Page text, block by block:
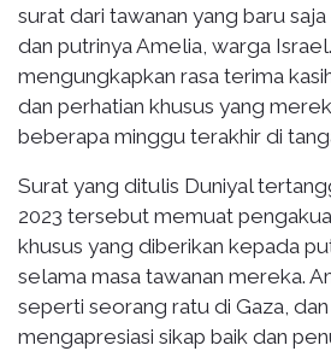
surat dari tawanan yang baru
dan putrinya Amelia, warga
mengungkapkan rasa terima
dan perhatian khusus yang
beberapa minggu terakhir di
Surat yang ditulis Duniyal
2023 tersebut memuat
khusus yang diberikan kepada
selama masa tawanan mereka.
seperti seorang ratu di Gaza,
mengapresiasi sikap baik dan